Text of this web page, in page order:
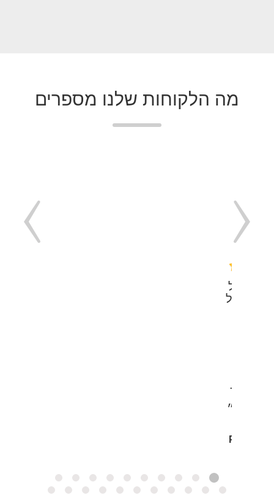
מה הלקוחות שלנו מספרים
מתוסכל
הידע של
ClouDNS. לא.
יותר...״
Phillip